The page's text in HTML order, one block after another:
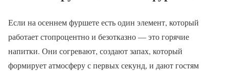
Если на осеннем фуршете есть один элемент, который
работает стопроцентно и безотказно — это горячие
напитки. Они согревают, создают запах, который
формирует атмосферу с первых секунд, и дают гостям